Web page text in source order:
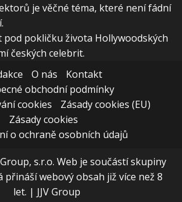
je věčné téma, které není fádní
pokličku života Hollywoodských
českých celebrit.
O nás
Kontakt
obchodní podmínky
cookies
Zásady cookies (EU)
Zásady cookies
o ochraně osobních údajů
s.r.o. Web je součástí skupiny
přináší webový obsah již více než 8
let. | JJV Group